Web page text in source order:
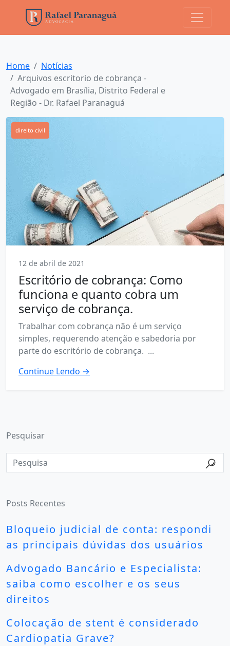
Home
Notícias
Arquivos escritorio de cobrança -
Advogado em Brasília, Distrito Federal e
Região - Dr. Rafael Paranaguá
direito civil
12 de abril de 2021
Escritório de cobrança: Como
funciona e quanto cobra um
serviço de cobrança.
Trabalhar com cobrança não é um serviço
simples, requerendo atenção e sabedoria por
parte do escritório de cobrança. ...
Continue Lendo →
Pesquisar
Posts Recentes
Bloqueio judicial de conta: respondi
as principais dúvidas dos usuários
Advogado Bancário e Especialista:
saiba como escolher e os seus
direitos
Colocação de stent é considerado
Cardiopatia Grave?